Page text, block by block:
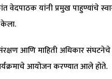
वेदपाठक यांनी प्रमुख पाहुण्यांचे
संरक्षण आणि माहिती अधिकार
आयोजन करण्यात आले होते.